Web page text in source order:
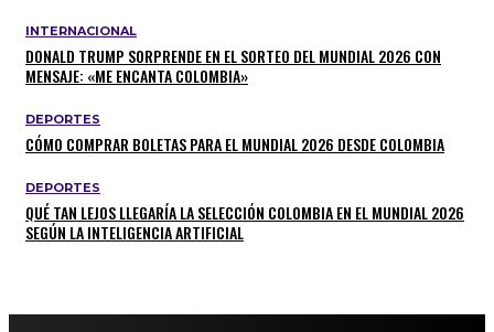
INTERNACIONAL
DONALD TRUMP SORPRENDE EN EL SORTEO DEL MUNDIAL 2026 CON
MENSAJE: «ME ENCANTA COLOMBIA»
DEPORTES
CÓMO COMPRAR BOLETAS PARA EL MUNDIAL 2026 DESDE COLOMBIA
DEPORTES
QUÉ TAN LEJOS LLEGARÍA LA SELECCIÓN COLOMBIA EN EL MUNDIAL 2026
SEGÚN LA INTELIGENCIA ARTIFICIAL